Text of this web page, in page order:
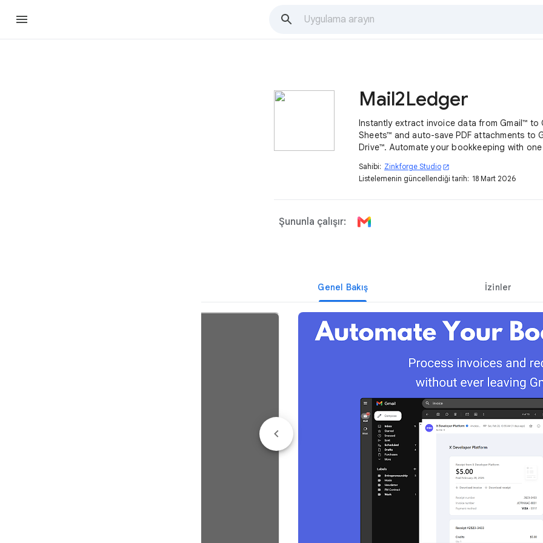
Mail2Ledger
Instantly extract invoice data from Gmail™ to
Sheets™ and auto-save PDF attachments to
Drive™. Automate your bookkeeping with
Sahibi: Zinkforge Studio open_in_new
Listelemenin güncellendiği tarih: 18 Mart 2026
Şununla çalışır:
Genel Bakış İzinler